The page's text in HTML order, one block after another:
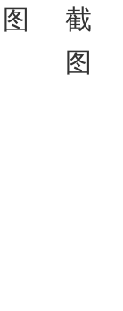
图
截
图